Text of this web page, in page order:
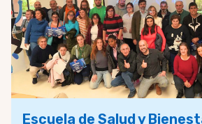
Escuela de Salud y